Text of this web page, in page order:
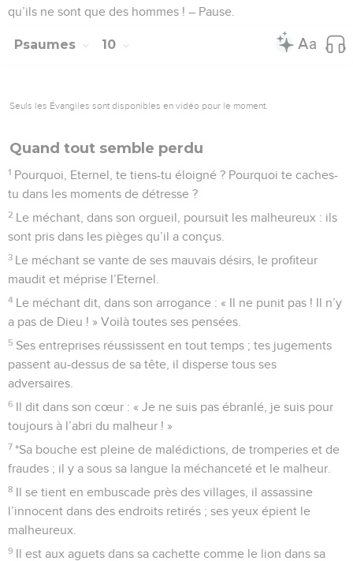
qu’ils ne sont que des hommes ! – Pause.
Psaumes 10
Seuls les Évangiles sont disponibles en vidéo pour le moment.
Quand tout semble perdu
1 Pourquoi, Eternel, te tiens-tu éloigné ? Pourquoi te caches-
tu dans les moments de détresse ?
2 Le méchant, dans son orgueil, poursuit les malheureux : ils
sont pris dans les pièges qu’il a conçus.
3 Le méchant se vante de ses mauvais désirs, le profiteur
maudit et méprise l’Eternel.
4 Le méchant dit, dans son arrogance : « Il ne punit pas ! Il n’y
a pas de Dieu ! » Voilà toutes ses pensées.
5 Ses entreprises réussissent en tout temps ; tes jugements
passent au-dessus de sa tête, il disperse tous ses
adversaires.
6 Il dit dans son cœur : « Je ne suis pas ébranlé, je suis pour
toujours à l’abri du malheur ! »
7 *Sa bouche est pleine de malédictions, de tromperies et de
fraudes ; il y a sous sa langue la méchanceté et le malheur.
8 Il se tient en embuscade près des villages, il assassine
l’innocent dans des endroits retirés ; ses yeux épient le
malheureux.
9 Il est aux aguets dans sa cachette comme le lion dans sa